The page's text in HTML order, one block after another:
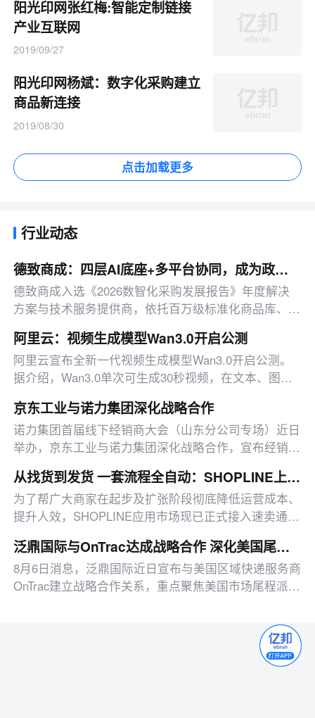
阳光印网张红梅:智能定制链接
产业互联网
2019/09/27
阳光印网杨斌：数字化采购建立
商品新连接
2019/08/30
点击加载更多
行业动态
德致商成：四层AI底座+多平台协同，成为政企数智采购全链路服务商
德致商成入选《2026数智化采购发展报告》年度解决
方案与技术服务提供商，依托百万级标准化商品库、全
流程管控的综合政企采购解决方案。
阿里云：视频生成模型Wan3.0开启公测
阿里云宣布全新一代视频生成模型Wan3.0开启公测。
据介绍，Wan3.0单次可生成30秒视频，在文本、图
ppt、pdf、md等文档格式输入。即日起
京东工业与诺力集团深化战略合作
诺力集团首届线下经销商大会（山东分公司专场）近日
举办，京东工业与诺力集团深化战略合作，宣布经销商
从找货到发货 一套流程全自动：SHOPLINE上新DSers 解锁跨境Dropshipping新玩法
为了帮广大商家在起步及扩张阶段彻底降低运营成本、
提升人效，SHOPLINE应用市场现已正式接入速卖通
泛鼎国际与OnTrac达成战略合作 深化美国尾程派送能力
8月6日消息，泛鼎国际近日宣布与美国区域快递服务商
OnTrac建立战略合作关系，重点聚焦美国市场尾程派送